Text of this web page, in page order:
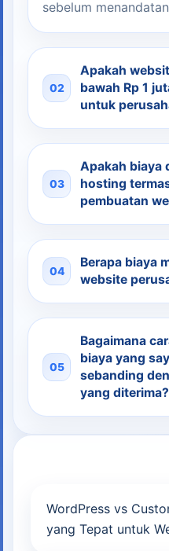
sebelum
02
Apakah
bawah Rp 1
untuk
03
Apakah biaya
hosting
pembuatan
04
Berapa biaya
website
05
Bagaimana
biaya yang
sebanding
yang diterima?
navigation
WordPress vs
yang Tepat untuk